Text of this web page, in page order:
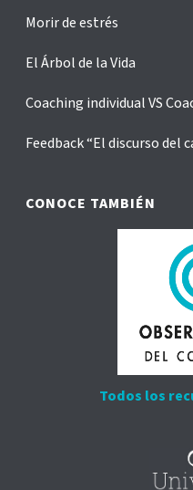
Morir de estrés
El Árbol de la Vida
Coaching individual VS
Feedback “El discurso del
CONOCE TAMBIÉN
Todos los